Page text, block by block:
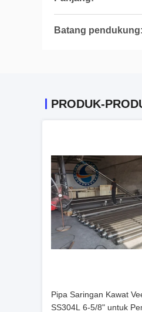
Batang pendukung:
Pipa Saringan Kawat
SS304L 6-5/8" untuk